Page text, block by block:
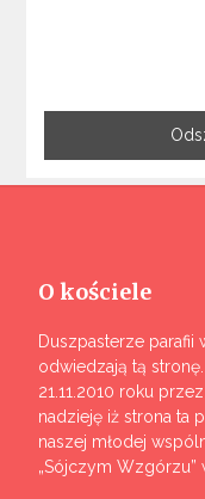
O kościele
Duszpasterze parafii
odwiedzają tą
21.11.2010 roku
nadzieję iż strona ta
naszej młodej
„Sójczym Wzgórzu”